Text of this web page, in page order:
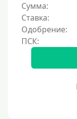
Без обмана
Без предоплат
Без электронной
С
Без номера
Без платных
Сумма:
Ставка:
Одобрение: